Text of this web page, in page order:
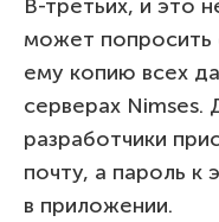
В-третьих, и это
может попросить
ему копию всех
серверах Nimses.
разработчики
почту, а пароль к
в приложении.